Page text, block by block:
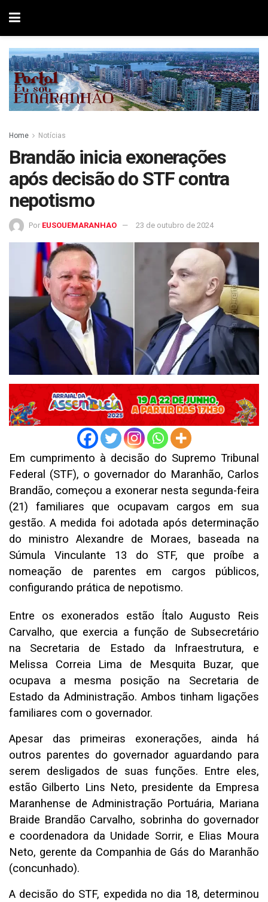
Home Notícias
Brandão inicia exonerações
após decisão do STF contra
nepotismo
Por EUSOUEMARANHAO 23 de outubro de 2024
Em cumprimento à decisão do Supremo Tribunal
Federal (STF), o governador do Maranhão, Carlos
Brandão, começou a exonerar nesta segunda-feira
(21) familiares que ocupavam cargos em sua
gestão. A medida foi adotada após determinação
do ministro Alexandre de Moraes, baseada na
Súmula Vinculante 13 do STF, que proíbe a
nomeação de parentes em cargos públicos,
configurando prática de nepotismo.
Entre os exonerados estão Ítalo Augusto Reis
Carvalho, que exercia a função de Subsecretário
na Secretaria de Estado da Infraestrutura, e
Melissa Correia Lima de Mesquita Buzar, que
ocupava a mesma posição na Secretaria de
Estado da Administração. Ambos tinham ligações
familiares com o governador.
Apesar das primeiras exonerações, ainda há
outros parentes do governador aguardando para
serem desligados de suas funções. Entre eles,
estão Gilberto Lins Neto, presidente da Empresa
Maranhense de Administração Portuária, Mariana
Braide Brandão Carvalho, sobrinha do governador
e coordenadora da Unidade Sorrir, e Elias Moura
Neto, gerente da Companhia de Gás do Maranhão
(concunhado).
A decisão do STF, expedida no dia 18, determinou